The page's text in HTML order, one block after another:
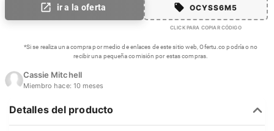
ir a la oferta OCYSS6M5
CLICK PARA COPIAR CÓDIGO
*Si se realiza una compra por medio de enlaces de este sitio web, Ofertu.co podría o no
recibir una pequeña comisión por estas compras.
Cassie Mitchell
Miembro hace: 10 meses
Detalles del producto